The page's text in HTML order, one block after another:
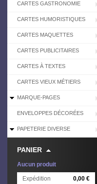
CARTES GASTRONOMIE
CARTES HUMORISTIQUES
CARTES MAQUETTES
CARTES PUBLICITAIRES
CARTES À TEXTES
CARTES VIEUX MÉTIERS
MARQUE-PAGES
ENVELOPPES DÉCORÉES
PAPETERIE DIVERSE
PANIER
Aucun produit
Expédition
0,00 €